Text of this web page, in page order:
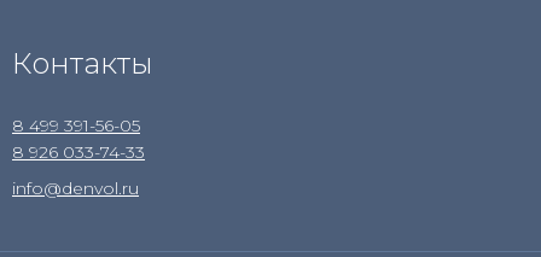
Контакты
8 499 391-56-05
8 926 033-74-33
info@denvol.ru